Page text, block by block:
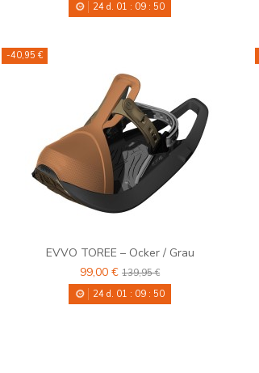
24d. 01 : 09: 48
-40,95 €
EVVO TOREE – Ocker / Grau
99,00 €139,95 €
24d. 01 : 09: 48